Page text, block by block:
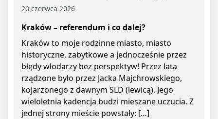
20 czerwca 2026
Kraków – referendum i co dalej?
Kraków to moje rodzinne miasto, miasto
historyczne, zabytkowe a jednocześnie przez
błędy włodarzy bez perspektyw! Przez lata
rządzone było przez Jacka Majchrowskiego,
kojarzonego z dawnym SLD (lewicą). Jego
wieloletnia kadencja budzi mieszane uczucia. Z
jednej strony mieście powstały: […]